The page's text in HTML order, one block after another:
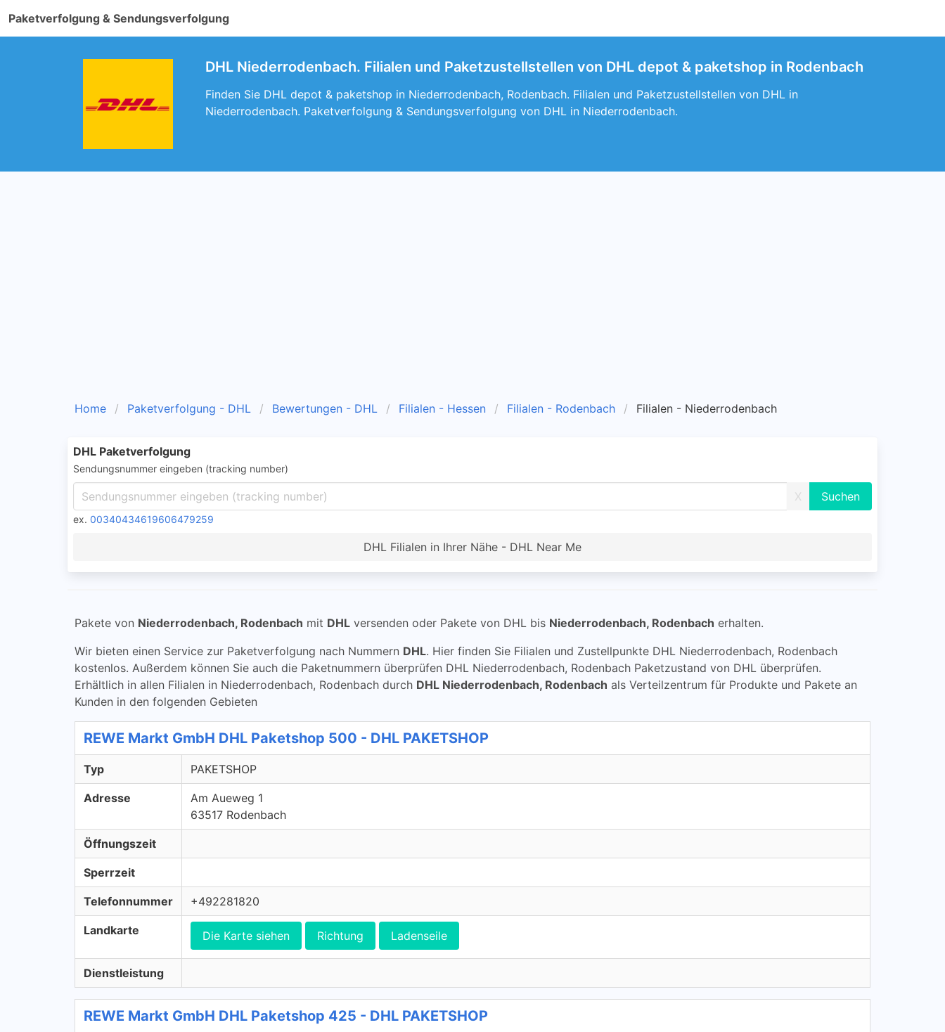
Paketverfolgung & Sendungsverfolgung
DHL Niederrodenbach. Filialen und Paketzustellstellen von DHL depot & paketshop in Rodenbach
Finden Sie DHL depot & paketshop in Niederrodenbach, Rodenbach. Filialen und Paketzustellstellen von DHL in
Niederrodenbach. Paketverfolgung & Sendungsverfolgung von DHL in Niederrodenbach.
Home Paketverfolgung - DHL Bewertungen - DHL Filialen - Hessen Filialen - Rodenbach Filialen - Niederrodenbach
DHL Paketverfolgung
Sendungsnummer eingeben (tracking number)
X
ex. 00340434619606479259
DHL Filialen in Ihrer Nähe - DHL Near Me
Pakete von Niederrodenbach, Rodenbach mit DHL versenden oder Pakete von DHL bis Niederrodenbach, Rodenbach erhalten.
Wir bieten einen Service zur Paketverfolgung nach Nummern DHL. Hier finden Sie Filialen und Zustellpunkte DHL Niederrodenbach, Rodenbach
kostenlos. Außerdem können Sie auch die Paketnummern überprüfen DHL Niederrodenbach, Rodenbach Paketzustand von DHL überprüfen.
Erhältlich in allen Filialen in Niederrodenbach, Rodenbach durch DHL Niederrodenbach, Rodenbach als Verteilzentrum für Produkte und Pakete an
Kunden in den folgenden Gebieten
REWE Markt GmbH DHL Paketshop 500 - DHL PAKETSHOP
Typ PAKETSHOP
Adresse
Am Aueweg 1
63517 Rodenbach
Öffnungszeit
Sperrzeit
Telefonnummer +492281820
Landkarte Die Karte siehen Richtung Ladenseile
Dienstleistung
REWE Markt GmbH DHL Paketshop 425 - DHL PAKETSHOP